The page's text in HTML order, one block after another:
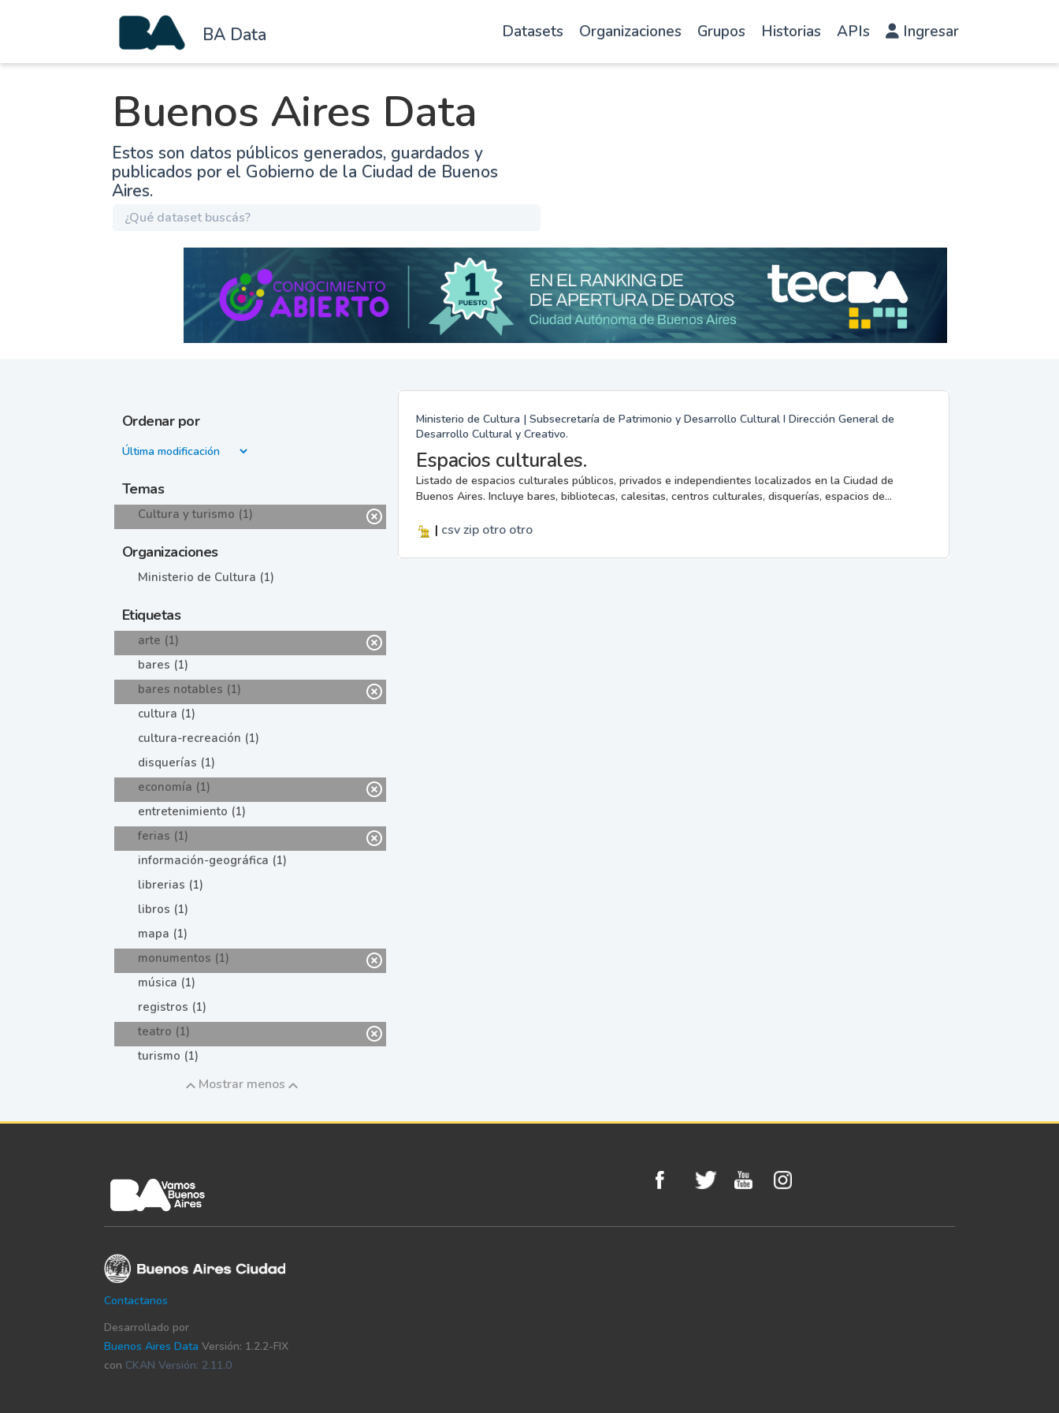
BA Data Datasets Organizaciones Grupos Historias APIs Ingresar
Buenos Aires Data
Estos son datos públicos generados, guardados y
publicados por el Gobierno de la Ciudad de Buenos
Aires.
Ordenar por
Temas
Cultura y turismo (1)
Organizaciones
Ministerio de Cultura (1)
Etiquetas
arte (1)
bares (1)
bares notables (1)
cultura (1)
cultura-recreación (1)
disquerías (1)
economía (1)
entretenimiento (1)
ferias (1)
información-geográfica (1)
librerias (1)
libros (1)
mapa (1)
monumentos (1)
música (1)
registros (1)
teatro (1)
turismo (1)
Mostrar menos
Ministerio de Cultura | Subsecretaría de Patrimonio y Desarrollo Cultural I Dirección General de
Desarrollo Cultural y Creativo.
Espacios culturales.
Listado de espacios culturales públicos, privados e independientes localizados en la Ciudad de
Buenos Aires. Incluye bares, bibliotecas, calesitas, centros culturales, disquerías, espacios de...
| csvzip otro otro
Contactanos
Desarrollado por
Buenos Aires Data Versión: 1.2.2-FIX
con CKAN Versión: 2.11.0